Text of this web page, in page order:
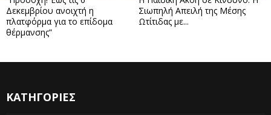
Δεκεμβρίου ανοιχτή η
πλατφόρμα για το επίδομα
θέρμανσης”
Σιωπηλή Απειλή της Μέσης
Ωτίτιδας με...
ΚΑΤΗΓΟΡΙΕΣ